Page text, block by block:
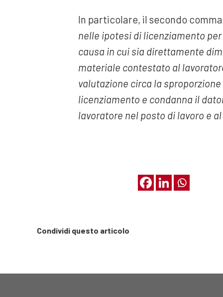
In particolare, il secondo
nelle ipotesi di licenziamento
causa in cui sia direttamente
materiale contestato al
valutazione circa la
licenziamento e condanna il
lavoratore nel posto di lavoro e
Condividi questo articolo